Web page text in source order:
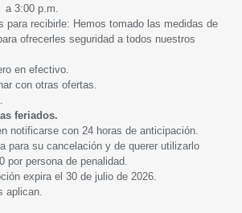
3:00 p.m.
para recibirle: Hemos tomado las medidas de
ofrecerles seguridad a todos nuestros
en efectivo.
con otras ofertas.
feriados.
notificarse con 24 horas de anticipación.
para su cancelación y de querer utilizarlo
por persona de penalidad.
expira el 30 de julio de 2026.
aplican.